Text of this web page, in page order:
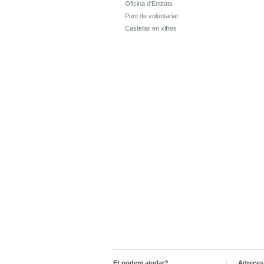
Oficina d'Entitats
Punt de voluntariat
Castellar en xifres
Et podem ajudar?